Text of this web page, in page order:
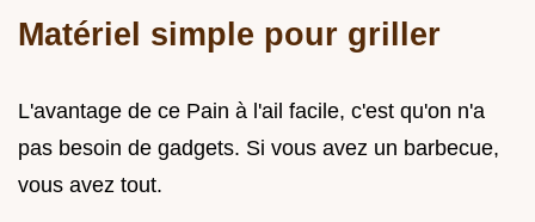
Matériel simple pour griller
L'avantage de ce Pain à l'ail facile, c'est qu'on n'a
pas besoin de gadgets. Si vous avez un barbecue,
vous avez tout.